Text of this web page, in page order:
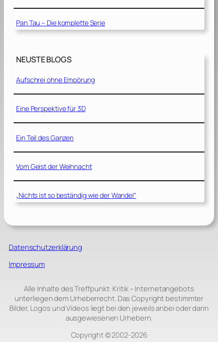
Pan Tau – Die komplette Serie
NEUSTE BLOGS
Aufschrei ohne Empörung
Eine Perspektive für 3D
Ein Teil des Ganzen
Vom Geist der Weihnacht
„Nichts ist so beständig wie der Wandel“
Datenschutzerklärung
Impressum
Alle Inhalte des Treffpunkt: Kritik – Internetangebots
unterliegen dem Urheberrecht. Das Copyright bestimmter
Bilder, Logos und Videos liegt bei den jeweils anbei oder darin
ausgewiesenen Urhebern.
Copyright © 2002‑2026